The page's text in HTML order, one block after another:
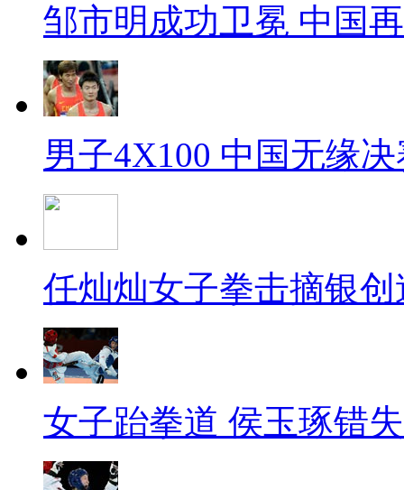
邹市明成功卫冕 中国
男子4X100 中国无缘
任灿灿女子拳击摘银
女子跆拳道 侯玉琢错